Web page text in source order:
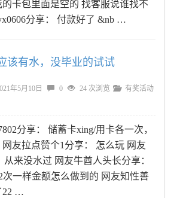
卡包里面是空的 找客服说谁找不
分享： 付款好了 &nb …
该有水，没毕业的试试
年5月10日 0 24 次浏览
有奖活动
分享： 储蓄卡xing/用卡各一次，
友拉点赞个1分享： 怎么玩 网友
从来没水过 网友牛酋人头长分享：
次一样金额怎么做到的 网友知性善
22 …